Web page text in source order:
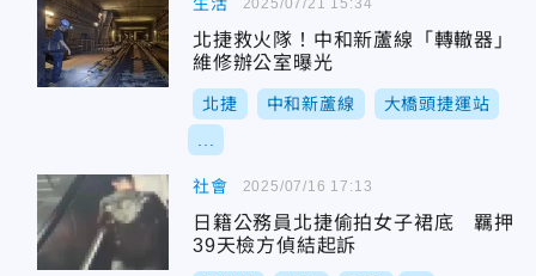
北捷救火隊！中和新蘆線「轉轍器」
維修辦公室曝光
北捷 中和新蘆線 大橋頭捷運站
社會
日籍公務員北捷偷拍女子裙底 羈押
39天檢方偵結起訴
2025/07/16 17:13